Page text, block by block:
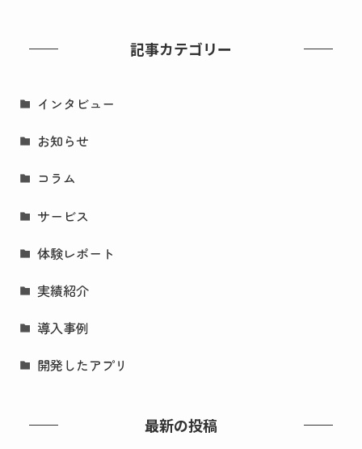
記事カテゴリー
インタビュー
お知らせ
コラム
サービス
体験レポート
実績紹介
導入事例
開発したアプリ
最新の投稿